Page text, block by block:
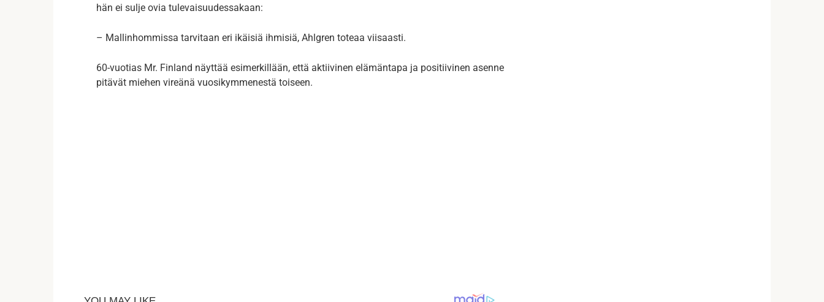
hän ei sulje ovia tulevaisuudessakaan:
– Mallinhommissa tarvitaan eri ikäisiä ihmisiä, Ahlgren toteaa viisaasti.
60-vuotias Mr. Finland näyttää esimerkillään, että aktiivinen elämäntapa ja positiivinen asenne
pitävät miehen vireänä vuosikymmenestä toiseen.